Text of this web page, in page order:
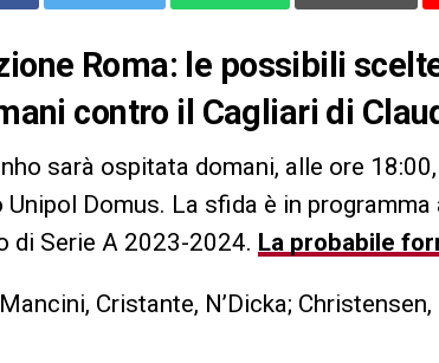
Roma: le possibili
contro il Cagliari di
sarà ospitata domani, alle ore
Domus. La sfida è in programma
di Serie A 2023-2024. La probabile
Cristante, N’Dicka;